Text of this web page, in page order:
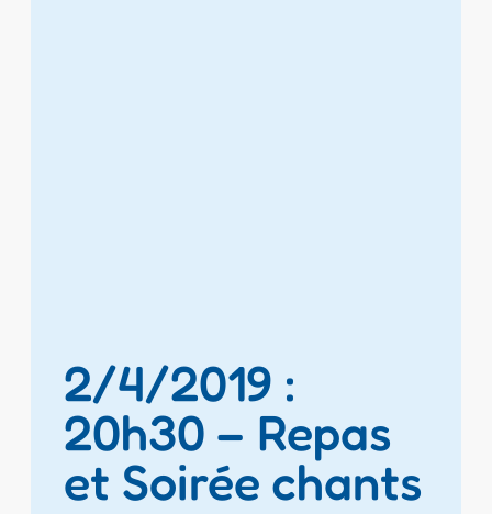
2/4/2019 :
20h30 – Repas
et Soirée chants